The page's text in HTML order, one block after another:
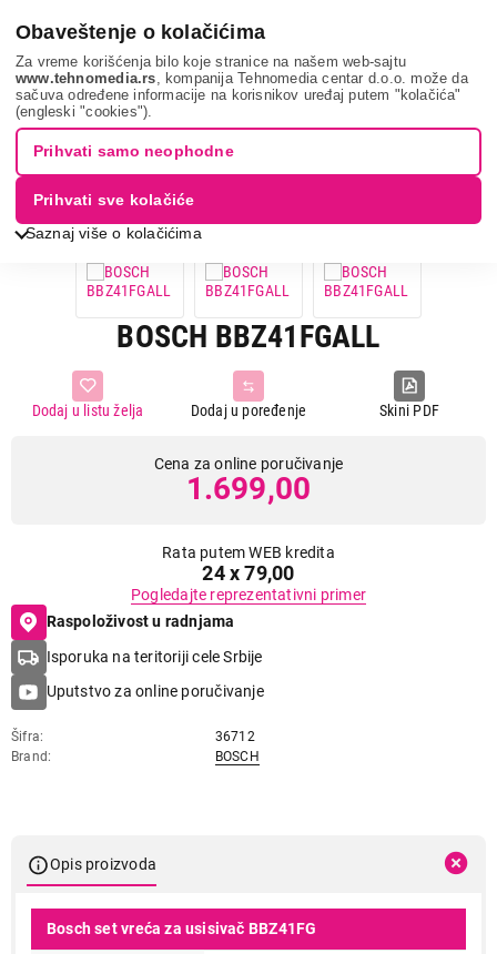
Obaveštenje o kolačićima
Za vreme korišćenja bilo koje stranice na našem web-sajtu
www.tehnomedia.rs , kompanija Tehnomedia centar d.o.o. može da
sačuva određene informacije na korisnikov uređaj putem "kolačića"
(engleski "cookies").
Saznaj više o kolačićima
Prihvati samo neophodne
Prihvati sve kolačiće
Mali kućni aparati Usisivači Oprema za usisivače
Bosch
bbz41fgal...
BOSCH BBZ41FGALL
Skini PDF
Dodaj u poređenje
Dodaj u listu želja
Cena za online poručivanje
1.699,00
Rata putem WEB kredita
24 x 79,00
Pogledajte reprezentativni primer
Raspoloživost u radnjama
Isporuka na teritoriji cele Srbije
Uputstvo za online poručivanje
Šifra
36712
Brand
BOSCH
Opis proizvoda
Bosch set vreća za usisivač BBZ41FG